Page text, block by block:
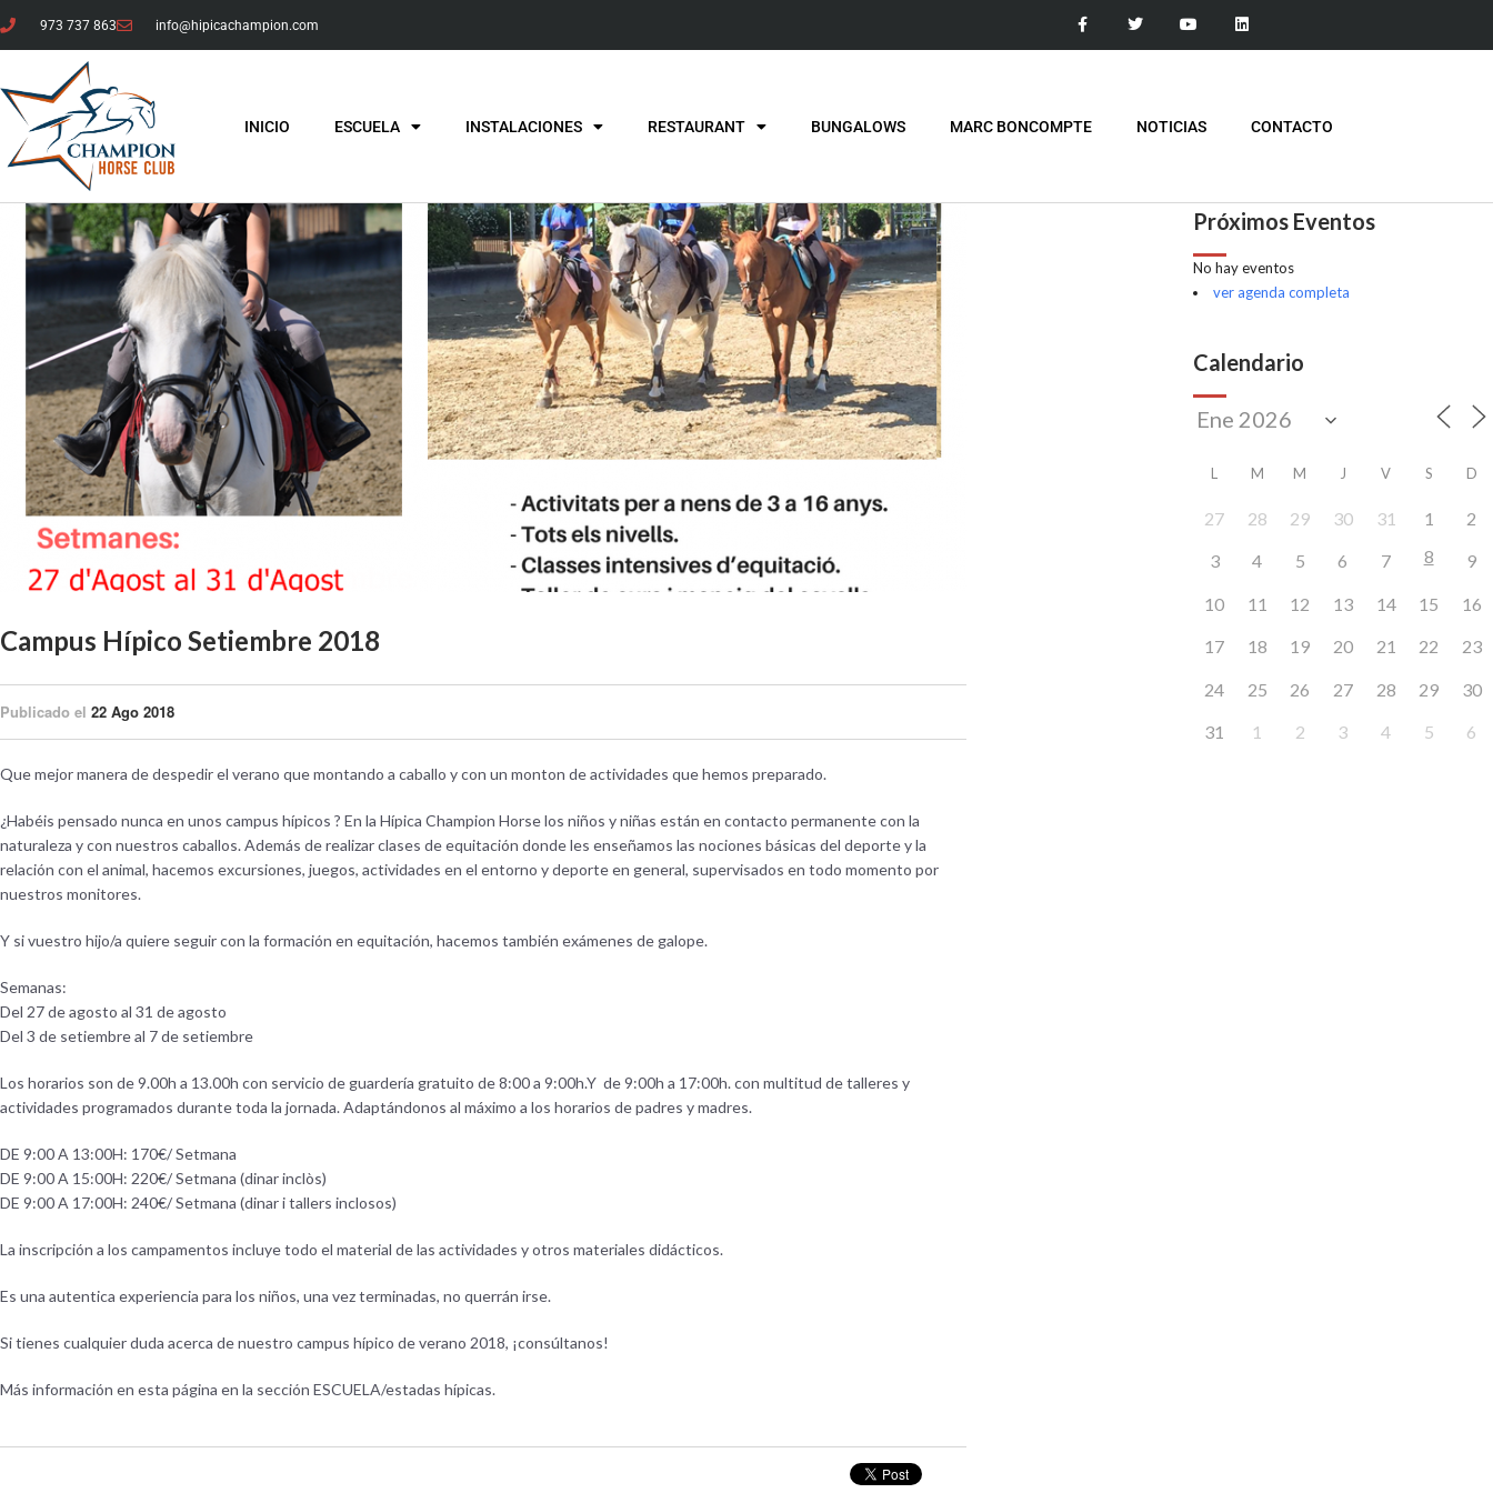
973 737 863 info@hipicachampion.com
INICIO ESCUELA INSTALACIONES RESTAURANT BUNGALOWS MARC BONCOMPTE NOTICIAS CONTACTO
Campus Hípico Setiembre 2018
Publicado el 22 Ago 2018
Que mejor manera de despedir el verano que montando a caballo y con un monton de actividades que hemos preparado.
¿Habéis pensado nunca en unos campus hípicos ? En la Hípica Champion Horse los niños y niñas están en contacto permanente con la
naturaleza y con nuestros caballos. Además de realizar clases de equitación donde les enseñamos las nociones básicas del deporte y la
relación con el animal, hacemos excursiones, juegos, actividades en el entorno y deporte en general, supervisados en todo momento por
nuestros monitores.
Y si vuestro hijo/a quiere seguir con la formación en equitación, hacemos también exámenes de galope.
Semanas:
Del 27 de agosto al 31 de agosto
Del 3 de setiembre al 7 de setiembre
Los horarios son de 9.00h a 13.00h con servicio de guardería gratuito de 8:00 a 9:00h.Y de 9:00h a 17:00h. con multitud de talleres y
actividades programados durante toda la jornada. Adaptándonos al máximo a los horarios de padres y madres.
DE 9:00 A 13:00H: 170€/ Setmana
DE 9:00 A 15:00H: 220€/ Setmana (dinar inclòs)
DE 9:00 A 17:00H: 240€/ Setmana (dinar i tallers inclosos)
La inscripción a los campamentos incluye todo el material de las actividades y otros materiales didácticos.
Es una autentica experiencia para los niños, una vez terminadas, no querrán irse.
Si tienes cualquier duda acerca de nuestro campus hípico de verano 2018, ¡consúltanos!
Más información en esta página en la sección ESCUELA/estadas hípicas.
Próximos Eventos
No hay eventos
ver agenda completa
Calendario
L M M J V S D
27 28 29 30 31 1 2
3 4 5 6 7 8 9
10 11 12 13 14 15 16
17 18 19 20 21 22 23
24 25 26 27 28 29 30
31 1 2 3 4 5 6